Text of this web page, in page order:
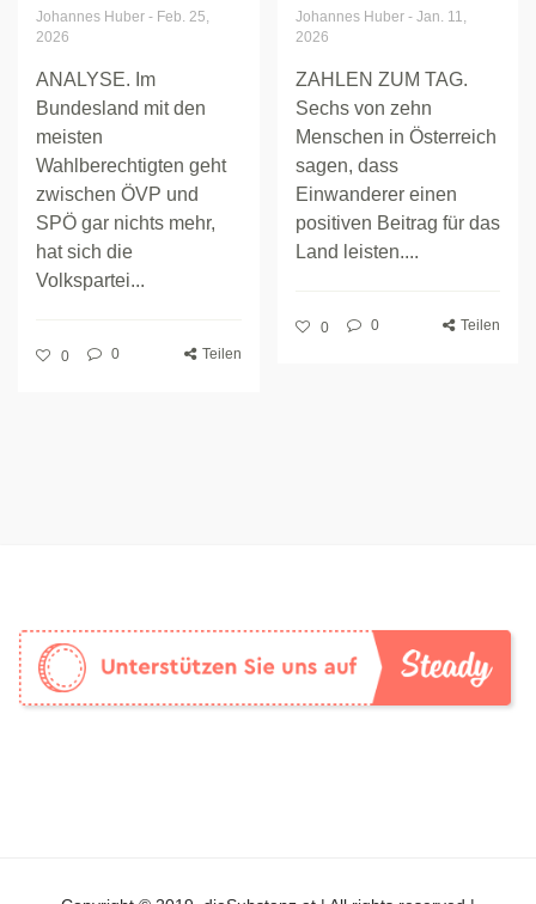
Johannes Huber - Feb. 25,
2026
ANALYSE. Im
Bundesland mit den
meisten
Wahlberechtigten geht
zwischen ÖVP und
SPÖ gar nichts mehr,
hat sich die
Volkspartei...
0 0 Teilen
Johannes Huber - Jan. 11,
2026
ZAHLEN ZUM TAG.
Sechs von zehn
Menschen in Österreich
sagen, dass
Einwanderer einen
positiven Beitrag für das
Land leisten....
0 0 Teilen